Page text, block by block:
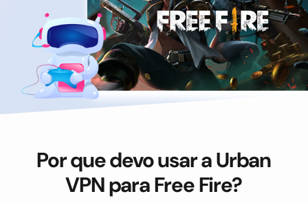
Por que devo usar a Urban
VPN para Free Fire?